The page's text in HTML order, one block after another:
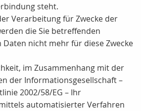
steht.
Verarbeitung für Zwecke der
die Sie betreffenden
nicht mehr für diese Zwecke
im Zusammenhang mit der
der Informationsgesellschaft –
2002/58/EG – Ihr
automatisierter Verfahren